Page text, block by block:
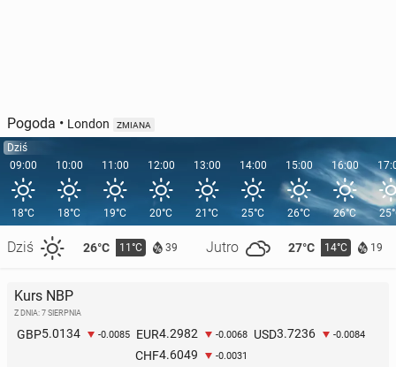
Pogoda • London ZMIANA
Dziś
09:00
18°C
Dziś 26°C 11°C 39 Jutro 27°C 14°C 19
10:00
18°C
11:00
19°C
12:00
20°C
13:00
21°C
14:00
25°C
15:00
26°C
16:00
26°C
Kurs NBP
Z DNIA: 7 SIERPNIA
GBP5.0134 -0.0085 EUR4.2982 -0.0068 USD3.7236 -0.0084
CHF4.6049 -0.0031